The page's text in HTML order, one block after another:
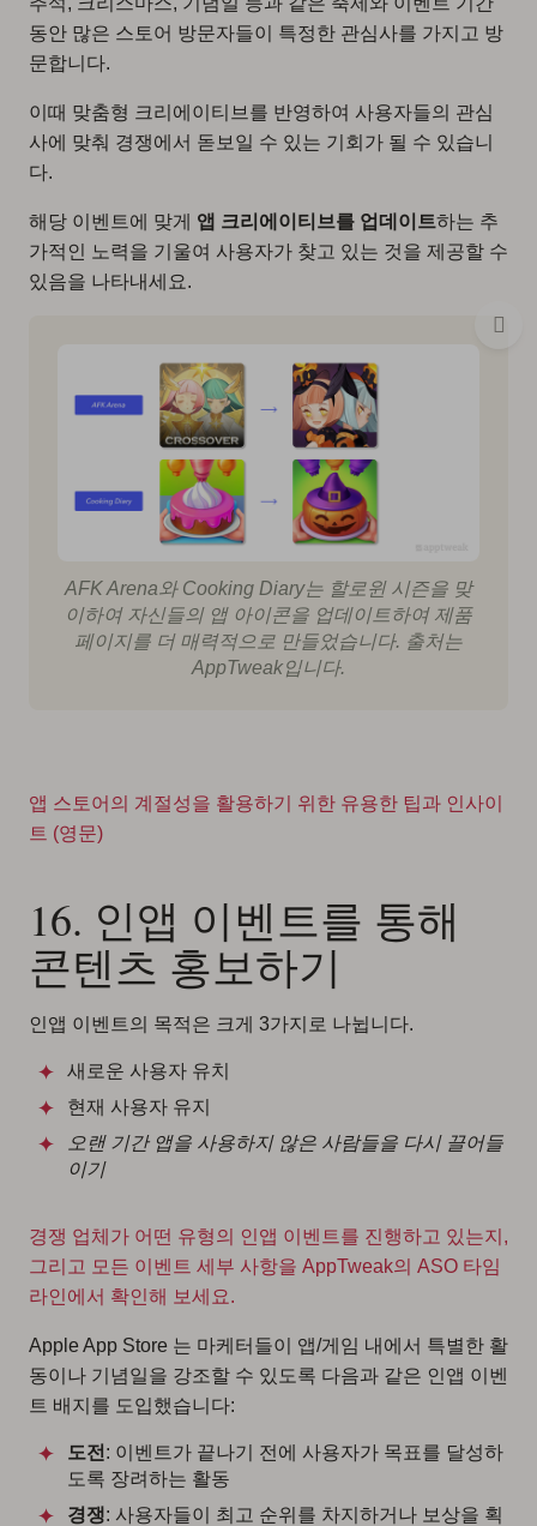
동안 많은 스토어 방문자들이 특정한 관심사를 가지고 방
문합니다.
이때 맞춤형 크리에이티브를 반영하여 사용자들의 관심
사에 맞춰 경쟁에서 돋보일 수 있는 기회가 될 수 있습니
다.
해당 이벤트에 맞게 앱 크리에이티브를 업데이트하는 추
가적인 노력을 기울여 사용자가 찾고 있는 것을 제공할 수
있음을 나타내세요.
AFK Arena와 Cooking Diary는 할로윈 시즌을 맞
이하여 자신들의 앱 아이콘을 업데이트하여 제품
페이지를 더 매력적으로 만들었습니다. 출처는
AppTweak입니다.
앱 스토어의 계절성을 활용하기 위한 유용한 팁과 인사이
트 (영문)
16. 인앱 이벤트를 통해
콘텐츠 홍보하기
인앱 이벤트의 목적은 크게 3가지로 나뉩니다.
새로운 사용자 유치
현재 사용자 유지
오랜 기간 앱을 사용하지 않은 사람들을 다시 끌어들
이기
경쟁 업체가 어떤 유형의 인앱 이벤트를 진행하고 있는지,
그리고 모든 이벤트 세부 사항을 AppTweak의 ASO 타임
라인에서 확인해 보세요.
Apple App Store 는 마케터들이 앱/게임 내에서 특별한 활
동이나 기념일을 강조할 수 있도록 다음과 같은 인앱 이벤
트 배지를 도입했습니다:
도전 : 이벤트가 끝나기 전에 사용자가 목표를 달성하
도록 장려하는 활동
경쟁: 사용자들이 최고 순위를 차지하거나 보상을 획